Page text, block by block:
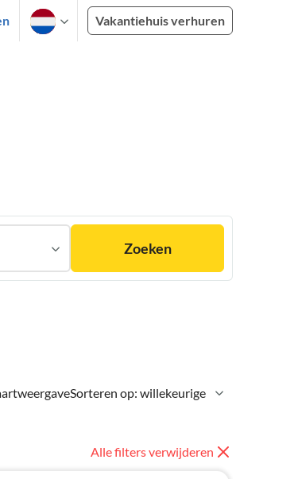
Vakantiehuis verhuren
Zoeken
Sorteren op: willekeurige
Alle filters verwijderen